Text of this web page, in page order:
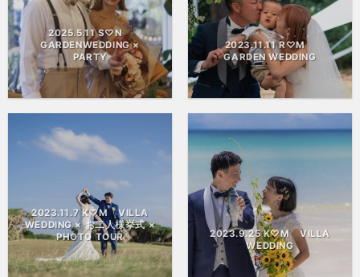
2025.5.11 S♡N
GARDENWEDDING ×
PARTY
2023.11.11 R♡M
GARDEN WEDDING
2023.11.7 K♡M VILLA
WEDDING × お二人様挙式 ×
PHOTO TOUR
2023.9.25 K♡M VILLA
WEDDING